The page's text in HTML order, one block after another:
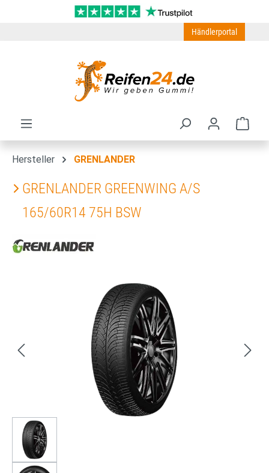
Zum Hauptinhalt springen
Händlerportal
Hersteller GRENLANDER
GRENLANDER GREENWING A/S
165/60R14 75H BSW
Bildergalerie überspringen